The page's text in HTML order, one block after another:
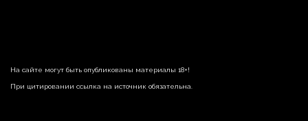
На сайте могут быть опубликованы материалы 18+!
При цитировании ссылка на источник обязательна.